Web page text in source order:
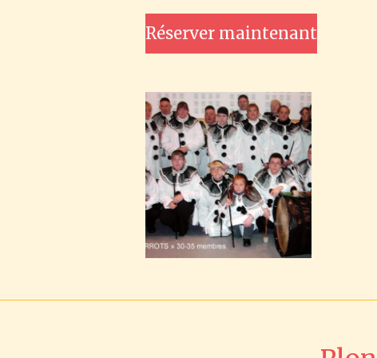
Réserver maintenant